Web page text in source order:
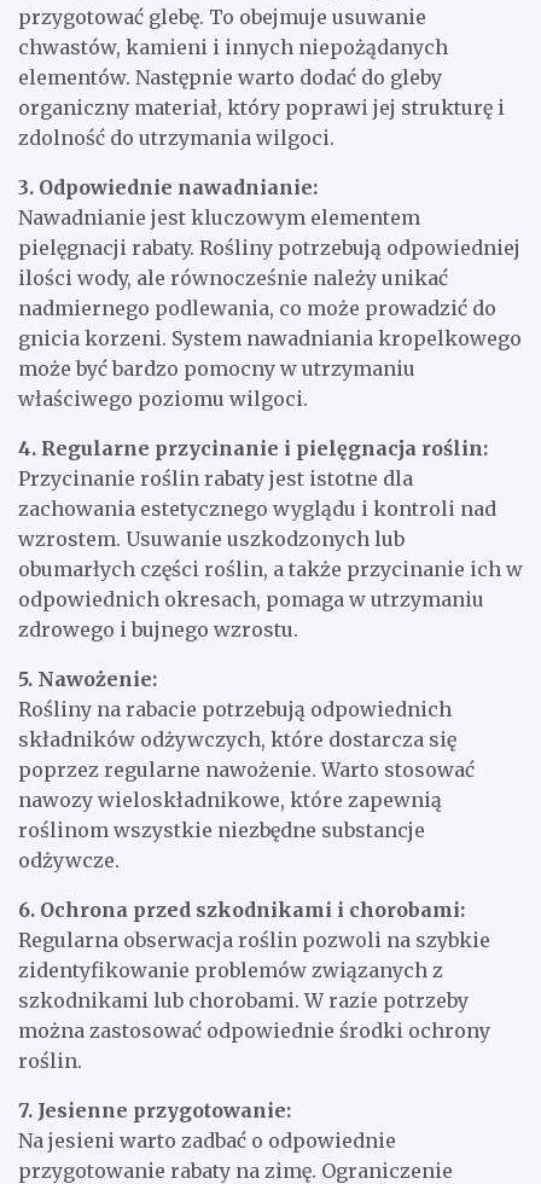
przygotować glebę. To obejmuje usuwanie
chwastów, kamieni i innych niepożądanych
elementów. Następnie warto dodać do gleby
organiczny materiał, który poprawi jej strukturę i
zdolność do utrzymania wilgoci.
3. Odpowiednie nawadnianie:
Nawadnianie jest kluczowym elementem
pielęgnacji rabaty. Rośliny potrzebują odpowiedniej
ilości wody, ale równocześnie należy unikać
nadmiernego podlewania, co może prowadzić do
gnicia korzeni. System nawadniania kropelkowego
może być bardzo pomocny w utrzymaniu
właściwego poziomu wilgoci.
4. Regularne przycinanie i pielęgnacja roślin:
Przycinanie roślin rabaty jest istotne dla
zachowania estetycznego wyglądu i kontroli nad
wzrostem. Usuwanie uszkodzonych lub
obumarłych części roślin, a także przycinanie ich w
odpowiednich okresach, pomaga w utrzymaniu
zdrowego i bujnego wzrostu.
5. Nawożenie:
Rośliny na rabacie potrzebują odpowiednich
składników odżywczych, które dostarcza się
poprzez regularne nawożenie. Warto stosować
nawozy wieloskładnikowe, które zapewnią
roślinom wszystkie niezbędne substancje
odżywcze.
6. Ochrona przed szkodnikami i chorobami:
Regularna obserwacja roślin pozwoli na szybkie
zidentyfikowanie problemów związanych z
szkodnikami lub chorobami. W razie potrzeby
można zastosować odpowiednie środki ochrony
roślin.
7. Jesienne przygotowanie:
Na jesieni warto zadbać o odpowiednie
przygotowanie rabaty na zimę. Ograniczenie